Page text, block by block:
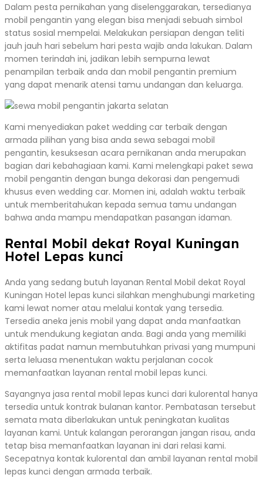
Dalam pesta pernikahan yang diselenggarakan, tersedianya
mobil pengantin yang elegan bisa menjadi sebuah simbol
status sosial mempelai. Melakukan persiapan dengan teliti
jauh jauh hari sebelum hari pesta wajib anda lakukan. Dalam
momen terindah ini, jadikan lebih sempurna lewat
penampilan terbaik anda dan mobil pengantin premium
yang dapat menarik atensi tamu undangan dan keluarga.
Kami menyediakan paket wedding car terbaik dengan
armada pilihan yang bisa anda sewa sebagai mobil
pengantin, kesuksesan acara pernikanan anda merupakan
bagian dari kebahagiaan kami. Kami melengkapi paket sewa
mobil pengantin dengan bunga dekorasi dan pengemudi
khusus even wedding car. Momen ini, adalah waktu terbaik
untuk memberitahukan kepada semua tamu undangan
bahwa anda mampu mendapatkan pasangan idaman.
Rental Mobil dekat Royal Kuningan
Hotel Lepas kunci
Anda yang sedang butuh layanan Rental Mobil dekat Royal
Kuningan Hotel lepas kunci silahkan menghubungi marketing
kami lewat nomer atau melalui kontak yang tersedia.
Tersedia aneka jenis mobil yang dapat anda manfaatkan
untuk mendukung kegiatan anda. Bagi anda yang memiliki
aktifitas padat namun membutuhkan privasi yang mumpuni
serta leluasa menentukan waktu perjalanan cocok
memanfaatkan layanan rental mobil lepas kunci.
Sayangnya jasa rental mobil lepas kunci dari kulorental hanya
tersedia untuk kontrak bulanan kantor. Pembatasan tersebut
semata mata diberlakukan untuk peningkatan kualitas
layanan kami. Untuk kalangan perorangan jangan risau, anda
tetap bisa memanfaatkan layanan ini dari relasi kami.
Secepatnya kontak kulorental dan ambil layanan rental mobil
lepas kunci dengan armada terbaik.